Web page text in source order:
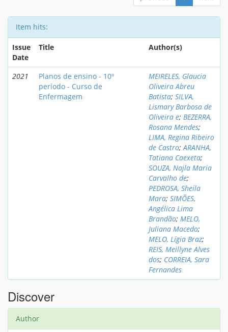
Item hits:
Issue
Date
Title Author(s)
2021
Planos de ensino - 10º
período - Curso de
Enfermagem
MEIRELES, Glaucia
Oliveira Abreu
Batista; SILVA,
Lismary Barbosa de
Oliveira e; BEZERRA,
Rosana Mendes;
LIMA, Regina Ribeiro
de Castro;ARANHA,
Tatiana Caexeta;
SOUZA, Najla Maria
Carvalho de;
PEDROSA, Sheila
Mara; SIMÕES,
Angélica Lima
Brandão; MELO,
Juliana Macedo;
MELO, Lígia Braz;
REIS, Meillyne Alves
dos; CORREIA, Sara
Fernandes
Discover
Author